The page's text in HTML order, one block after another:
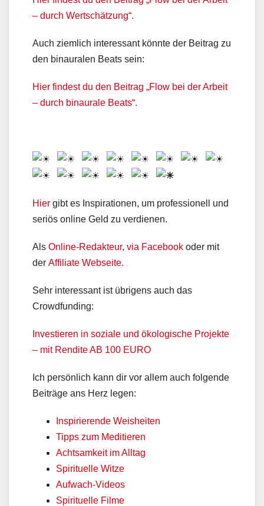
– durch Wertschätzung“.
Auch ziemlich interessant könnte der Beitrag zu
den binauralen Beats sein:
Hier findest du den Beitrag „Flow bei der Arbeit
– durch binaurale Beats“.
Hier gibt es Inspirationen, um professionell und
seriös online Geld zu verdienen.
Als Online-Redakteur, via Facebook oder mit
der Affiliate Webseite.
Sehr interessant ist übrigens auch das
Crowdfunding:
Investieren in soziale und ökologische Projekte
– mit Rendite AB 100 EURO
Ich persönlich kann dir vor allem auch folgende
Beiträge ans Herz legen:
Inspirierende Weisheiten
Tipps zum Meditieren
Achtsamkeit im Alltag
Spirituelle Witze
Aufwach-Videos
Spirituelle Filme